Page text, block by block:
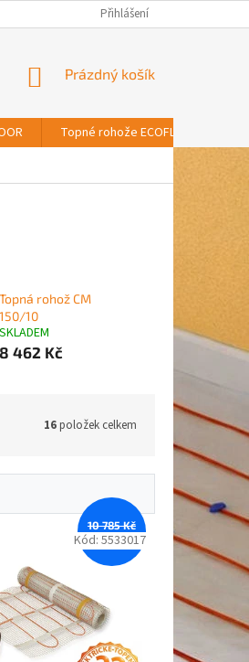
Přihlášení
NÁKUPNÍ
Prázdný košík
Topné rohože ECOFLOOR
Topná rohož CM
150/10
SKLADEM
8 462 Kč
16položek celkem
10 785 Kč
–12 %
Kód: 5533017